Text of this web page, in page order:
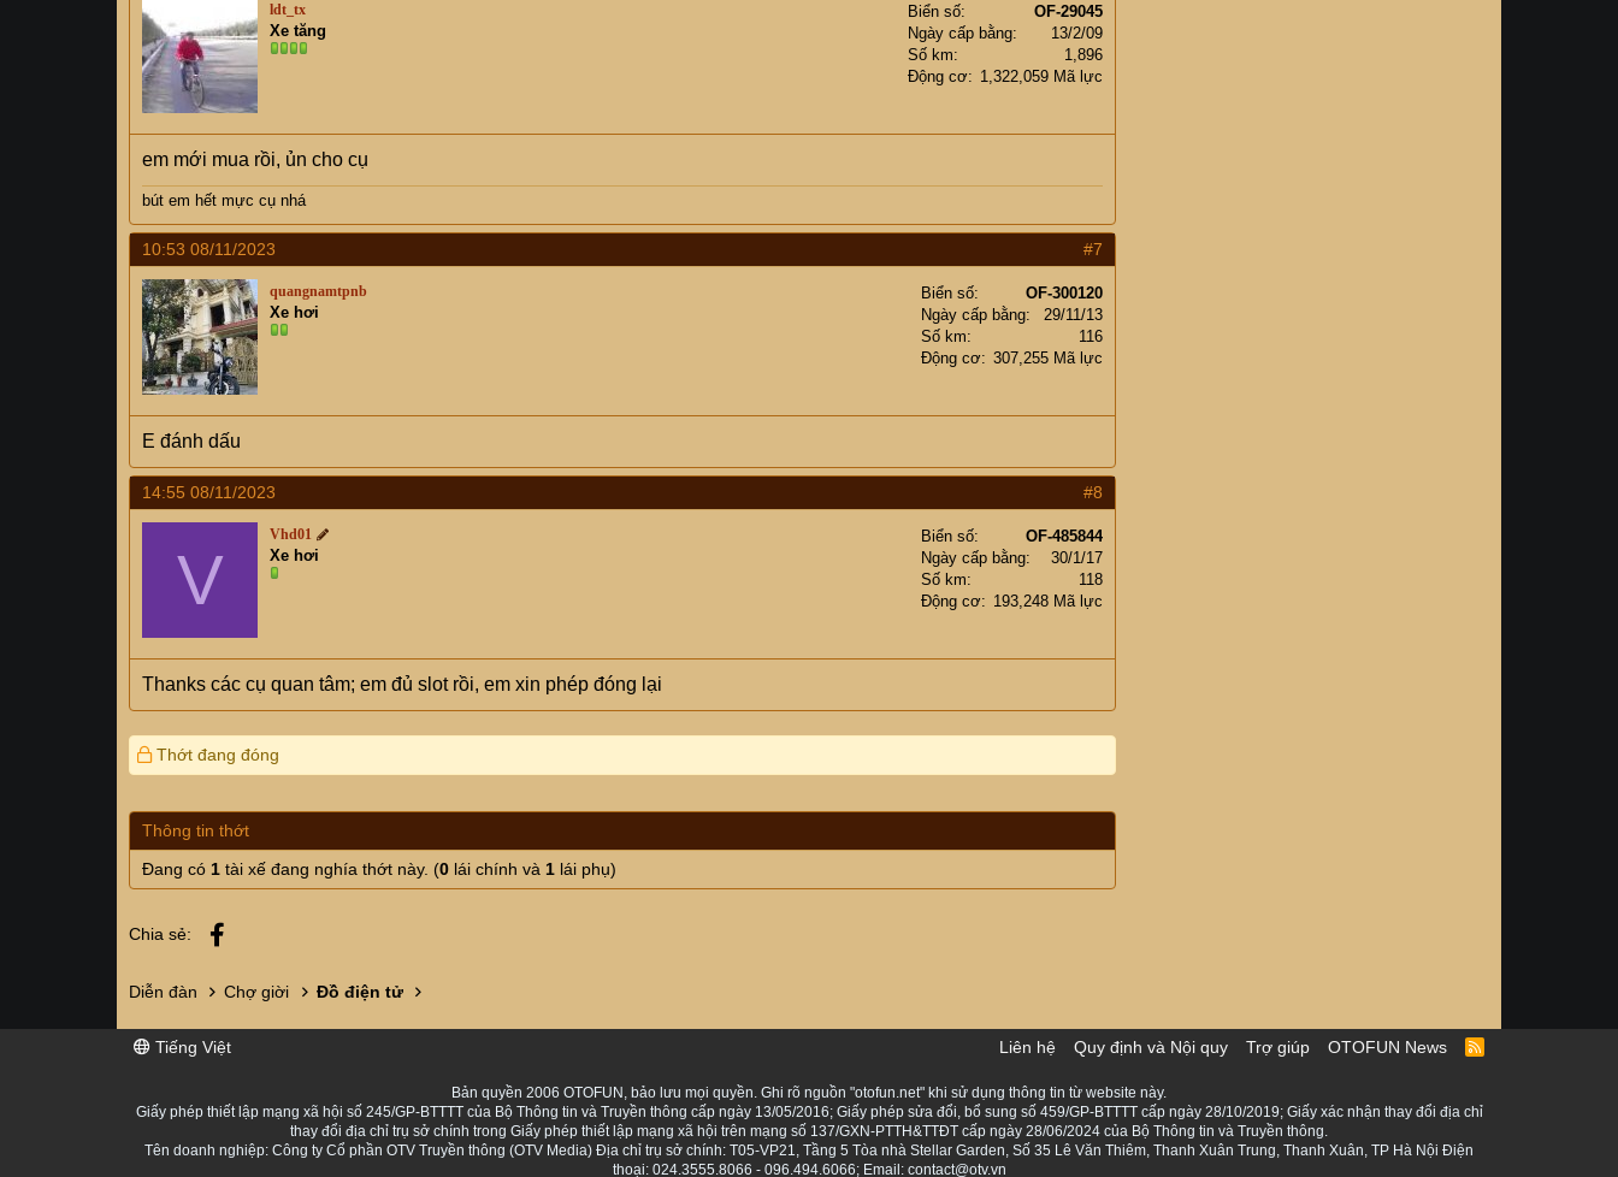
ldt_tx
Xe tăng
Biển số
OF-29045
Ngày cấp bằng
13/2/09
Số km
1,896
Động cơ
1,322,059 Mã lực
em mới mua rồi, ủn cho cụ
bút em hết mực cụ nhá
10:53 08/11/2023 #7
quangnamtpnb
Xe hơi
Biển số
OF-300120
Ngày cấp bằng
29/11/13
Số km
116
Động cơ
307,255 Mã lực
E đánh dấu
14:55 08/11/2023 #8
V
Vhd01
Xe hơi
Biển số
OF-485844
Ngày cấp bằng
30/1/17
Số km
118
Động cơ
193,248 Mã lực
Thanks các cụ quan tâm; em đủ slot rồi, em xin phép đóng lại
Thớt đang đóng
Thông tin thớt
Đang có 1 tài xế đang nghía thớt này. (0 lái chính và 1 lái phụ)
Chia sẻ:
Diễn đàn Chợ giời Đồ điện tử
Tiếng Việt Liên hệ Quy định và Nội quy Trợ giúp OTOFUN News
R
Bản quyền 2006 OTOFUN, bảo lưu mọi quyền. Ghi rõ nguồn "otofun.net" khi sử dụng thông tin từ website này.
Giấy phép thiết lập mạng xã hội số 245/GP-BTTTT của Bộ Thông tin và Truyền thông cấp ngày 13/05/2016; Giấy phép sửa đổi, bổ sung số 459/GP-BTTTT cấp ngày 28/10/2019; Giấy xác nhận thay đổi địa chỉ
thay đổi địa chỉ trụ sở chính trong Giấy phép thiết lập mạng xã hội trên mạng số 137/GXN-PTTH&TTĐT cấp ngày 28/06/2024 của Bộ Thông tin và Truyền thông.
Tên doanh nghiệp: Công ty Cổ phần OTV Truyền thông (OTV Media) Địa chỉ trụ sở chính: T05-VP21, Tầng 5 Tòa nhà Stellar Garden, Số 35 Lê Văn Thiêm, Thanh Xuân Trung, Thanh Xuân, TP Hà Nội Điện
thoại: 024.3555.8066 - 096.494.6066; Email: contact@otv.vn